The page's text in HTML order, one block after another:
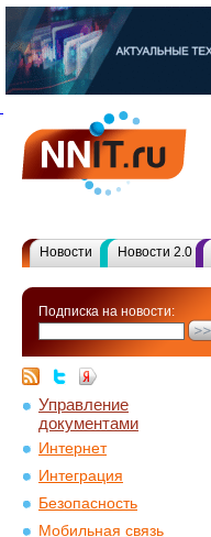
Новости Новости 2.0
Подписка на новости:
Управление
документами
Интернет
Интеграция
Безопасность
Мобильная связь